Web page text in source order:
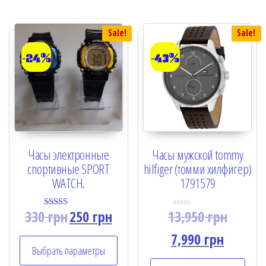
Sale!
-24%
Часы электронные
спортивные SPORT
WATCH.
Rated
4.17
330грн250грн
Выбрать параметры
Sale!
-43%
Часы мужской tommy
hilfiger (томми хилфигер)
1791579
R
a
t
e
d
0
13,950грн
7,990 грн